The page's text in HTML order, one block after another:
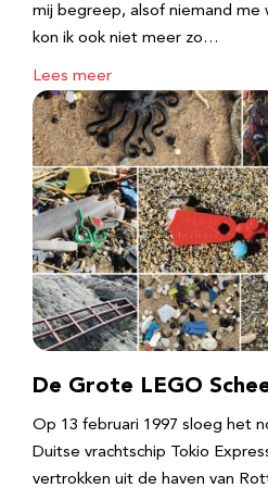
mij begreep, alsof niemand me
kon ik ook niet meer zo…
Lees meer
De Grote LEGO
Op 13 februari 1997 sloeg het
Duitse vrachtschip Tokio
vertrokken uit de haven van